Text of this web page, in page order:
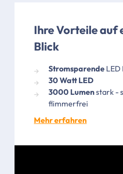
Ihre Vorteile auf
Blick
Stromsparende LED
30 Watt LED
3000 Lumenstark -
flimmerfrei
Mehr erfahren